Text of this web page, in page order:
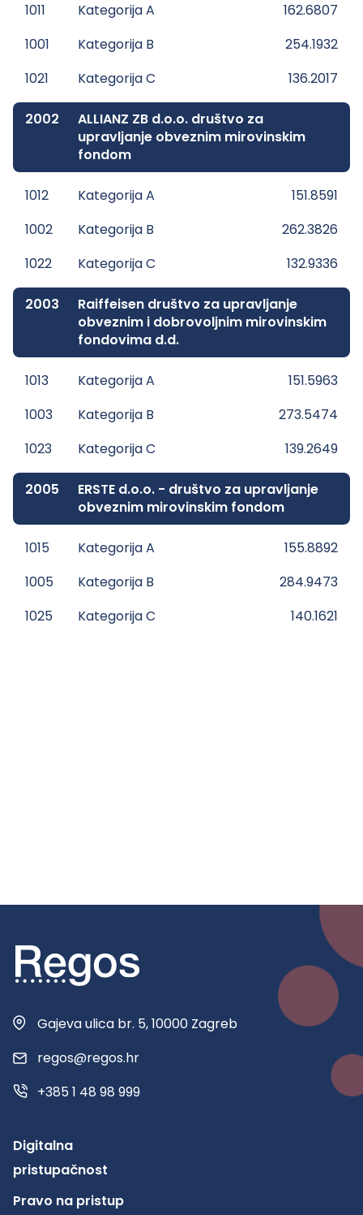
1011 Kategorija A
162.6807
1001
Kategorija B
254.1932
1021
Kategorija C 136.2017
2002
ALLIANZ ZB d.o.o. društvo za
upravljanje obveznim mirovinskim
fondom
1012 Kategorija A
151.8591
1002
Kategorija B
262.3826
1022
Kategorija C 132.9336
2003
Raiffeisen društvo za upravljanje
obveznim i dobrovoljnim mirovinskim
fondovima d.d.
1013 Kategorija A
151.5963
1003
Kategorija B
273.5474
1023
Kategorija C 139.2649
2005
ERSTE d.o.o. - društvo za upravljanje
obveznim mirovinskim fondom
1015 Kategorija A
155.8892
1005
Kategorija B
284.9473
1025
Kategorija C 140.1621
Gajeva ulica br. 5, 10000 Zagreb
regos@regos.hr
+385 1 48 98 999
Digitalna
pristupačnost
Pravo na pristup